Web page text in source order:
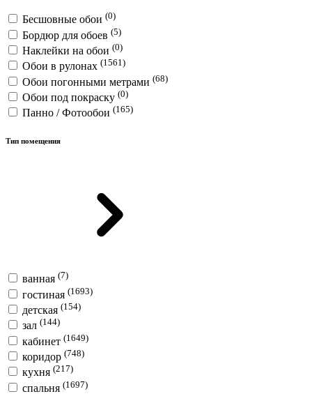
Бесшовные обои (0)
Бордюр для обоев (5)
Наклейки на обои (0)
Обои в рулонах (1561)
Обои погонными метрами (68)
Обои под покраску (0)
Панно / Фотообои (165)
Тип помещения
ванная (7)
гостиная (1693)
детская (154)
зал (144)
кабинет (1649)
коридор (748)
кухня (217)
спальня (1697)